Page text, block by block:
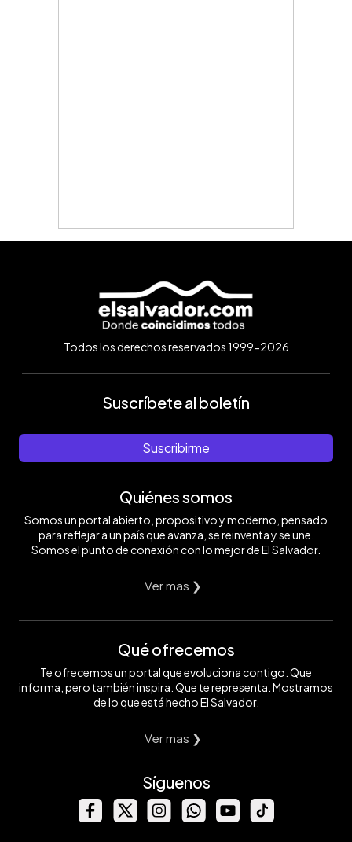
Todos los derechos reservados 1999-2026
Suscríbete al boletín
Suscribirme
Quiénes somos
Somos un portal abierto, propositivo y moderno, pensado
para reflejar a un país que avanza, se reinventa y se une.
Somos el punto de conexión con lo mejor de El Salvador.
Ver mas ❯
Qué ofrecemos
Te ofrecemos un portal que evoluciona contigo. Que
informa, pero también inspira. Que te representa. Mostramos
de lo que está hecho El Salvador.
Ver mas ❯
Síguenos